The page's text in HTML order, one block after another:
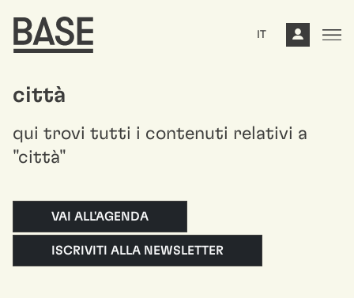
IT
città
qui trovi tutti i contenuti relativi a
"città"
VAI ALL'AGENDA
ISCRIVITI ALLA NEWSLETTER